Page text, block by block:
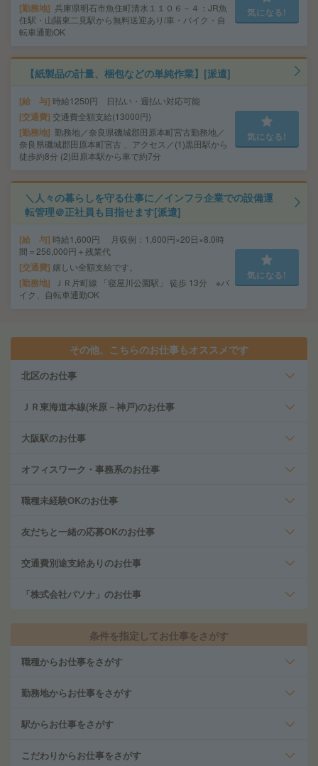
勤務地 兵庫県明石市魚住町清水１１０６－４：JR魚
住駅・山陽東二見駅から無料送迎あり/車・バイク・自
転車通勤OK
気になる!
【紙製品の計量、梱包などの単純作業】[派遣]
給 与 時給1250円 日払い・週払い対応可能
交通費 交通費全額支給(13000円)
勤務地 勤務地／奈良県磯城郡田原本町宮古勤務地／
奈良県磯城郡田原本町宮古 、アクセス／(1)黒田駅から
徒歩約8分 (2)田原本駅から車で約7分
気になる!
＼人々の暮らしを守る仕事に／インフラ企業での設備運
転管理＠正社員も目指せます[派遣]
給 与 時給1,600円 月収例：1,600円×20日×8.0時
間＝256,000円＋残業代
交通費 嬉しい全額支給です。
勤務地
ＪＲ片町線 「寝屋川公園駅」 徒歩 13分 ※バ
イク、自転車通勤OK
気になる!
その他、こちらのお仕事もオススメです
北区のお仕事
ＪＲ東海道本線(米原－神戸)のお仕事
大阪駅のお仕事
オフィスワーク・事務系のお仕事
職種未経験OKのお仕事
友だちと一緒の応募OKのお仕事
交通費別途支給ありのお仕事
「株式会社パソナ」のお仕事
条件を指定してお仕事をさがす
職種からお仕事をさがす
勤務地からお仕事をさがす
駅からお仕事をさがす
こだわりからお仕事をさがす